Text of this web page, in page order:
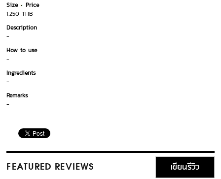
Size
Price
1,250 THB
Description
-
How to use
-
Ingredients
-
Remarks
-
FEATURED REVIEWS เขียนรีวิว